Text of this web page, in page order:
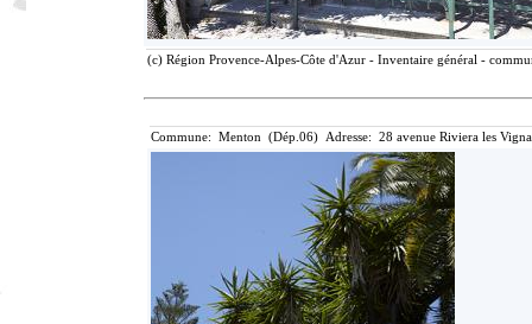
(c) Région Provence-Alpes-Côte d'Azur - Inventaire général -
Commune: Menton (Dép.06) Adresse: 28 avenue Riviera les